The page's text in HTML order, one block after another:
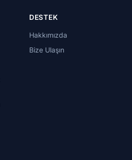
DESTEK
Hakkımızda
Bize Ulaşın